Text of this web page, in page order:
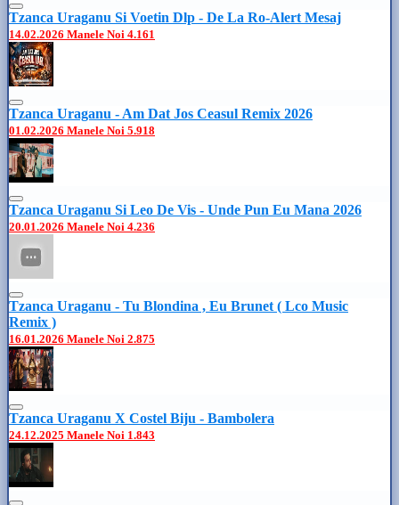
Tzanca Uraganu Si Voetin Dlp - De La Ro-Alert Mesaj
14.02.2026 Manele Noi 4.161
Tzanca Uraganu - Am Dat Jos Ceasul Remix 2026
01.02.2026 Manele Noi 5.918
Tzanca Uraganu Si Leo De Vis - Unde Pun Eu Mana 2026
20.01.2026 Manele Noi 4.236
Tzanca Uraganu - Tu Blondina , Eu Brunet ( Lco Music
Remix )
16.01.2026 Manele Noi 2.875
Tzanca Uraganu X Costel Biju - Bambolera
24.12.2025 Manele Noi 1.843